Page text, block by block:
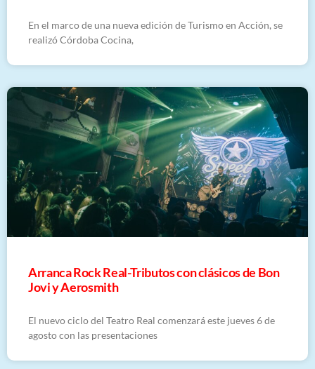
En el marco de una nueva edición de Turismo en Acción, se
realizó Córdoba Cocina,
Arranca Rock Real-Tributos con clásicos de Bon
Jovi y Aerosmith
El nuevo ciclo del Teatro Real comenzará este jueves 6 de
agosto con las presentaciones